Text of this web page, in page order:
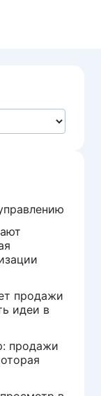
продажи
идеи в
продажи